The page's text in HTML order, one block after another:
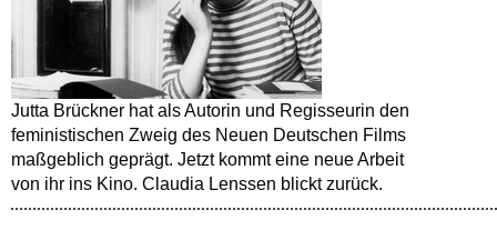
Jutta Brückner hat als Autorin und Regisseurin den
feministischen Zweig des Neuen Deutschen Films
maßgeblich geprägt. Jetzt kommt eine neue Arbeit
von ihr ins Kino. Claudia Lenssen blickt zurück.